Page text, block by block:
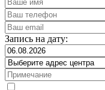
Запись на дату: